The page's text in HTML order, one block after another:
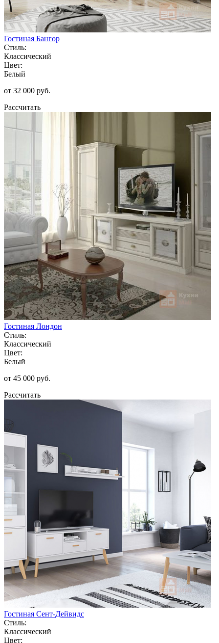
Гостиная Бангор
Стиль:
Классический
Цвет:
Белый
от 32 000 руб.
Рассчитать
Гостиная Лондон
Стиль:
Классический
Цвет:
Белый
от 45 000 руб.
Рассчитать
Гостиная Сент-Дейвидс
Стиль:
Классический
Цвет: